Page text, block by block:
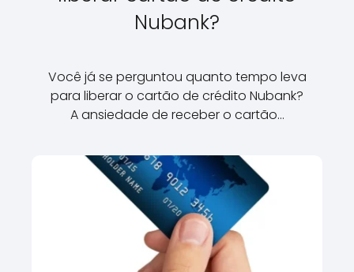
Nubank?
Você já se perguntou quanto tempo leva
para liberar o cartão de crédito Nubank?
A ansiedade de receber o cartão…